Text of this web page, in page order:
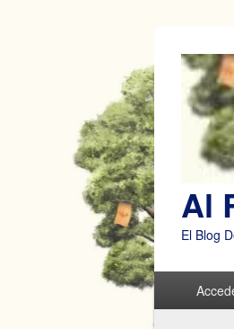
Al
El Blog
Menú
principal